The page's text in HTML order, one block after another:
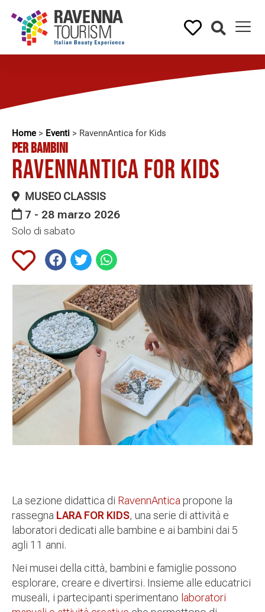
Home > Eventi > RavennAntica for Kids
PER BAMBINI
RavennAntica for Kids
MUSEO CLASSIS
7 - 28 marzo 2026
Solo di sabato
La sezione didattica di RavennAntica propone la
rassegna LARA FOR KIDS, una serie di attività e
laboratori dedicati alle bambine e ai bambini dai 5
agli 11 anni.
Nei musei della città, bambini e famiglie possono
esplorare, creare e divertirsi. Insieme alle educatrici
museali, i partecipanti sperimentano laboratori